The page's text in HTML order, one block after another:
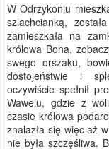
W Odrzykoniu
szlachcianką,
zamieszkała na
królowa Bona,
swego orszaku,
dostojeństwie i
oczywiście spełnił
Wawelu, gdzie z
czasie królowa
znalazła się więc aż
nie była szczęśliwa.